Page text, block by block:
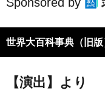
世界大百科事典（旧版
【演出】より